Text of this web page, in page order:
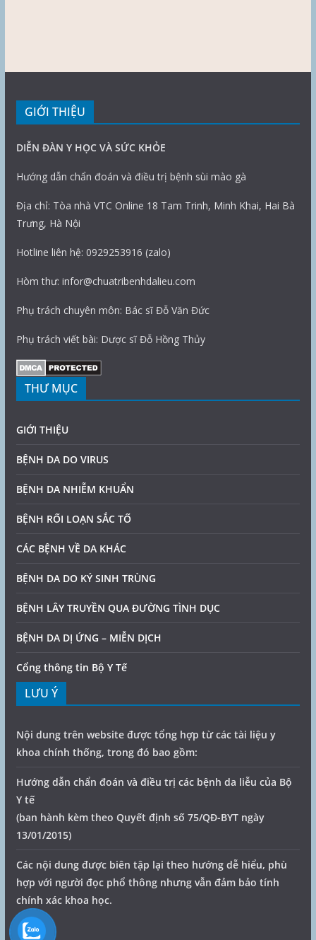
GIỚI THIỆU
DIỄN ĐÀN Y HỌC VÀ SỨC KHỎE
Hướng dẫn chẩn đoán và điều trị bệnh sùi mào gà
Địa chỉ: Tòa nhà VTC Online 18 Tam Trinh, Minh Khai, Hai Bà
Trưng, Hà Nội
Hotline liên hệ: 0929253916 (zalo)
Hòm thư: infor@chuatribenhdalieu.com
Phụ trách chuyên môn: Bác sĩ Đỗ Văn Đức
Phụ trách viết bài: Dược sĩ Đỗ Hồng Thủy
THƯ MỤC
GIỚI THIỆU
BỆNH DA DO VIRUS
BỆNH DA NHIỄM KHUẨN
BỆNH RỐI LOẠN SẮC TỐ
CÁC BỆNH VỀ DA KHÁC
BỆNH DA DO KÝ SINH TRÙNG
BỆNH LÂY TRUYỀN QUA ĐƯỜNG TÌNH DỤC
BỆNH DA DỊ ỨNG – MIỄN DỊCH
Cổng thông tin Bộ Y Tế
LƯU Ý
Nội dung trên website được tổng hợp từ các tài liệu y
khoa chính thống, trong đó bao gồm:
Hướng dẫn chẩn đoán và điều trị các bệnh da liễu của Bộ
Y tế
(ban hành kèm theo Quyết định số 75/QĐ-BYT ngày
13/01/2015)
Các nội dung được biên tập lại theo hướng dễ hiểu, phù
hợp với người đọc phổ thông nhưng vẫn đảm bảo tính
chính xác khoa học.